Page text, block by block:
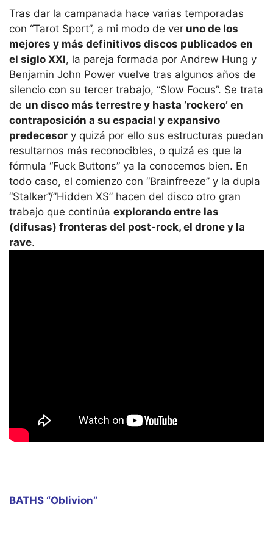
Tras dar la campanada hace varias temporadas
con “Tarot Sport”, a mi modo de ver uno de los
mejores y más definitivos discos publicados en
el siglo XXI, la pareja formada por Andrew Hung y
Benjamin John Power vuelve tras algunos años de
silencio con su tercer trabajo, “Slow Focus”. Se trata
de un disco más terrestre y hasta ‘rockero’ en
contraposición a su espacial y expansivo
predecesor y quizá por ello sus estructuras puedan
resultarnos más reconocibles, o quizá es que la
fórmula “Fuck Buttons” ya la conocemos bien. En
todo caso, el comienzo con “Brainfreeze” y la dupla
“Stalker”/”Hidden XS” hacen del disco otro gran
trabajo que continúa explorando entre las
(difusas) fronteras del post-rock, el drone y la
rave.
BATHS “Oblivion”